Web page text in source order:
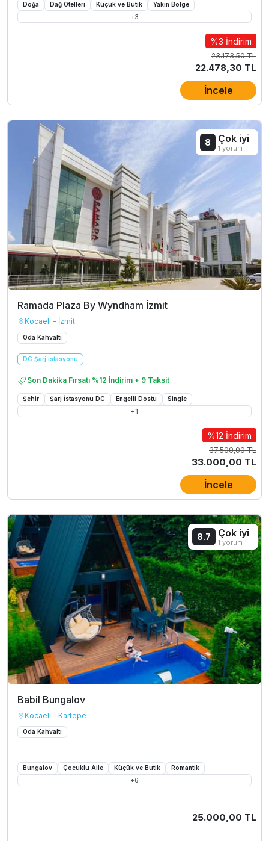
Doğa Dağ Otelleri Küçük ve Butik
Yakın Bölge
+3
%3 İndirim
23.173,50 TL
22.478,30 TL
İncele
Ramada Plaza By Wyndham İzmit
Kocaeli - İzmit
Oda Kahvaltı
DC Şarj istasyonu
Son Dakika Fırsatı %12 İndirim + 9 Taksit
Şehir Şarj İstasyonu DC Engelli Dostu
Single
+1
8 Çok iyi
1 yorum
%12 İndirim
37.500,00 TL
33.000,00 TL
İncele
Babil Bungalov
Kocaeli - Kartepe
Oda Kahvaltı
Bungalov Çocuklu Aile Küçük ve Butik
Romantik
+6
8.7 Çok iyi
1 yorum
25.000,00 TL